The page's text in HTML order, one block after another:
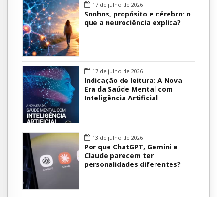
17 de julho de 2026
Sonhos, propósito e cérebro: o
que a neurociência explica?
17 de julho de 2026
Indicação de leitura: A Nova
Era da Saúde Mental com
Inteligência Artificial
13 de julho de 2026
Por que ChatGPT, Gemini e
Claude parecem ter
personalidades diferentes?